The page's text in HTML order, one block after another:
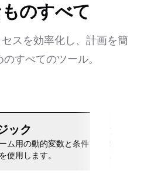
のすべて
スを効率化し、計画を簡
すべてのツール。
ック
ム用の動的変数と条件
使用します。